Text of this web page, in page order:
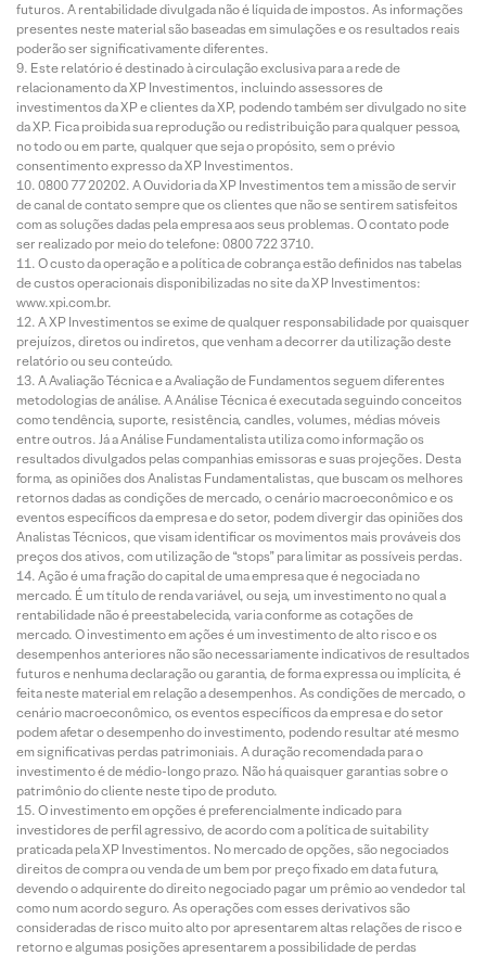
futuros. A rentabilidade divulgada não é líquida de impostos. As informações
presentes neste material são baseadas em simulações e os resultados reais
poderão ser significativamente diferentes.
Este relatório é destinado à circulação exclusiva para a rede de
relacionamento da XP Investimentos, incluindo assessores de
investimentos da XP e clientes da XP, podendo também ser divulgado no site
da XP. Fica proibida sua reprodução ou redistribuição para qualquer pessoa,
no todo ou em parte, qualquer que seja o propósito, sem o prévio
consentimento expresso da XP Investimentos.
0800 77 20202. A Ouvidoria da XP Investimentos tem a missão de servir
de canal de contato sempre que os clientes que não se sentirem satisfeitos
com as soluções dadas pela empresa aos seus problemas. O contato pode
ser realizado por meio do telefone: 0800 722 3710.
O custo da operação e a política de cobrança estão definidos nas tabelas
de custos operacionais disponibilizadas no site da XP Investimentos:
www.xpi.com.br.
A XP Investimentos se exime de qualquer responsabilidade por quaisquer
prejuízos, diretos ou indiretos, que venham a decorrer da utilização deste
relatório ou seu conteúdo.
A Avaliação Técnica e a Avaliação de Fundamentos seguem diferentes
metodologias de análise. A Análise Técnica é executada seguindo conceitos
como tendência, suporte, resistência, candles, volumes, médias móveis
entre outros. Já a Análise Fundamentalista utiliza como informação os
resultados divulgados pelas companhias emissoras e suas projeções. Desta
forma, as opiniões dos Analistas Fundamentalistas, que buscam os melhores
retornos dadas as condições de mercado, o cenário macroeconômico e os
eventos específicos da empresa e do setor, podem divergir das opiniões dos
Analistas Técnicos, que visam identificar os movimentos mais prováveis dos
preços dos ativos, com utilização de “stops” para limitar as possíveis perdas.
Ação é uma fração do capital de uma empresa que é negociada no
mercado. É um título de renda variável, ou seja, um investimento no qual a
rentabilidade não é preestabelecida, varia conforme as cotações de
mercado. O investimento em ações é um investimento de alto risco e os
desempenhos anteriores não são necessariamente indicativos de resultados
futuros e nenhuma declaração ou garantia, de forma expressa ou implícita, é
feita neste material em relação a desempenhos. As condições de mercado, o
cenário macroeconômico, os eventos específicos da empresa e do setor
podem afetar o desempenho do investimento, podendo resultar até mesmo
em significativas perdas patrimoniais. A duração recomendada para o
investimento é de médio-longo prazo. Não há quaisquer garantias sobre o
patrimônio do cliente neste tipo de produto.
O investimento em opções é preferencialmente indicado para
investidores de perfil agressivo, de acordo com a política de suitability
praticada pela XP Investimentos. No mercado de opções, são negociados
direitos de compra ou venda de um bem por preço fixado em data futura,
devendo o adquirente do direito negociado pagar um prêmio ao vendedor tal
como num acordo seguro. As operações com esses derivativos são
consideradas de risco muito alto por apresentarem altas relações de risco e
retorno e algumas posições apresentarem a possibilidade de perdas